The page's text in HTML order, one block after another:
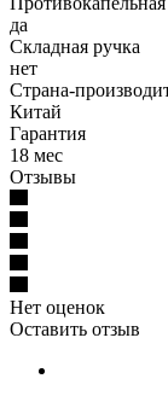
да
Складная ручка
нет
Страна-
Китай
Гарантия
18 мес
Отзывы
Нет оценок
Оставить отзыв